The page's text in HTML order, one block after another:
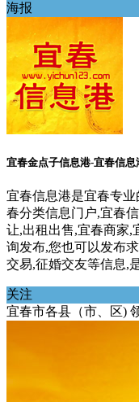
海报
宜春金点子信息港-宜春信
宜春信息港是宜春专
春分类信息门户,宜春
让,出租出售,宜春商家,
询发布,您也可以发布
交易,征婚交友等信息,
关注
宜春市各县（市、区)